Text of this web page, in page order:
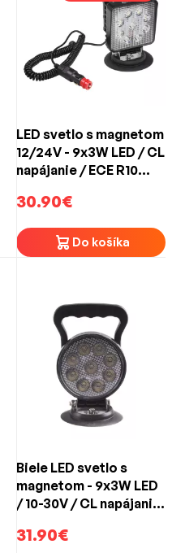
LED svetlo s magnetom
12/24V - 9x3W LED / CL
napájanie / ECE R10
30.90€
Do košíka
Biele LED svetlo s
magnetom - 9x3W LED
/ 10-30V / CL napájanie
31.90€